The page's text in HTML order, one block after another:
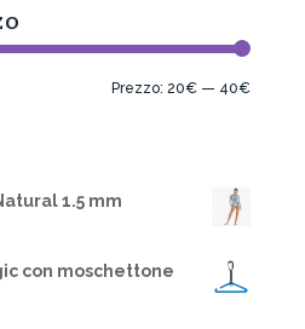
Prezzo
Prezzo
Prezzo:20€ — 40€
1.5 mm
con moschettone